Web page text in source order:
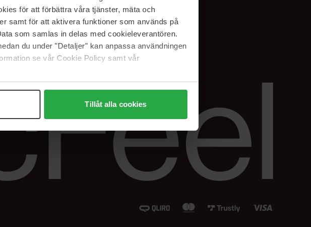
för att förbättra våra tjänster, mäta och
samt för att aktivera funktioner som används på
som samlas in delas med cookieleverantören.
du under "Detaljer" kan anpassa användningen
se vår Cookie Policy samt vår
Tillåt alla cookies
reklamaatiot
Facebook
LinkedIn